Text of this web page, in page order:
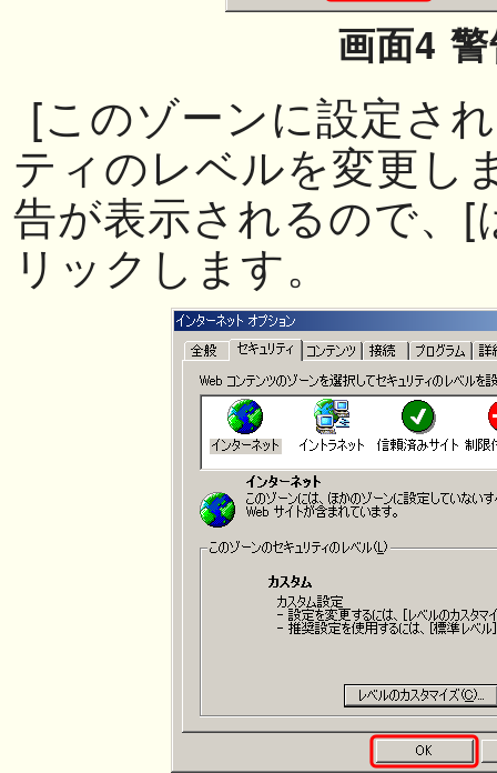
画面4
[このゾーンに設定さ
ティのレベルを変更し
告が表示されるので、
リックします。